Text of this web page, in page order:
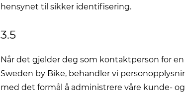
hensynet til sikker identifisering.
3.5
Når det gjelder deg som kontaktperson for
Sweden by Bike, behandler vi
med det formål å administrere våre kunde-